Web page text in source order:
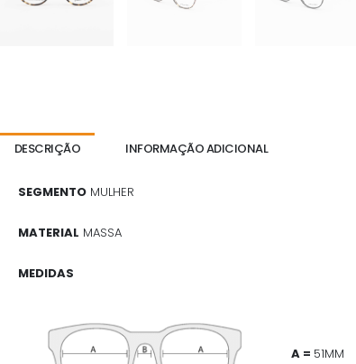
DESCRIÇÃO INFORMAÇÃO ADICIONAL
SEGMENTO MULHER
MATERIAL MASSA
MEDIDAS
A = 51MM